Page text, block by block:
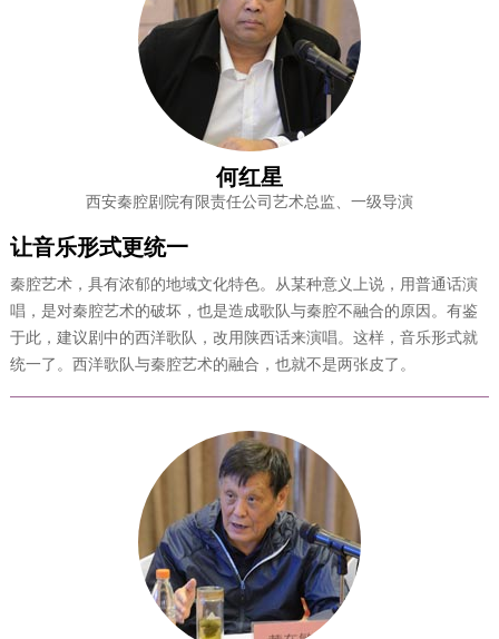
何红星
西安秦腔剧院有限责任公司艺术总监、一级导演
让音乐形式更统一
秦腔艺术，具有浓郁的地域文化特色。从某种意义上说，用普通话演
唱，是对秦腔艺术的破坏，也是造成歌队与秦腔不融合的原因。有鉴
于此，建议剧中的西洋歌队，改用陕西话来演唱。这样，音乐形式就
统一了。西洋歌队与秦腔艺术的融合，也就不是两张皮了。